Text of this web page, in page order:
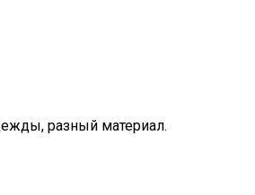
разный материал.